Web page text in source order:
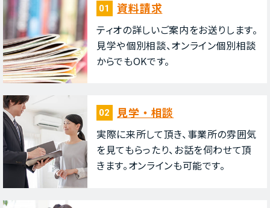
01 資料請求
ティオの詳しいご案内をお送りします。
⾒学や個別相談、オンライン個別相談
からでもOKです。
02 ⾒学・相談
実際に来所して頂き、事業所の雰囲気
を⾒てもらったり、お話を伺わせて頂
きます。オンラインも可能です。